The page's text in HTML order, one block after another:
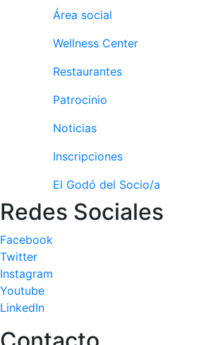
Patrocinadores
Publicidad en
Ventajas
sociales
Patrocinador
Inscripciones
El Godó
del
Socio/a
Área social
Wellness Center
Restaurantes
Patrocinio
Noticias
Inscripciones
El Godó del Socio/a
Redes Sociales
Facebook
Twitter
Instagram
Youtube
LinkedIn